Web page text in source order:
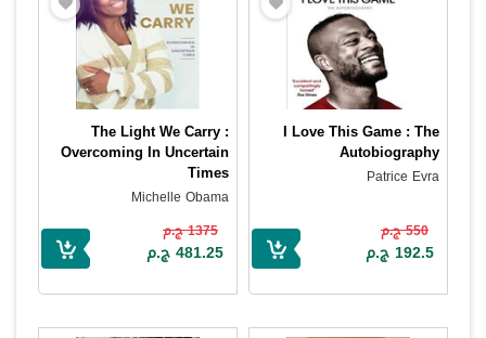
I Love This Game : The
Autobiography
Patrice Evra
550 ج.م
192.5 ج.م
The Light We Carry :
Overcoming In Uncertain
Times
Michelle Obama
1375 ج.م
481.25 ج.م